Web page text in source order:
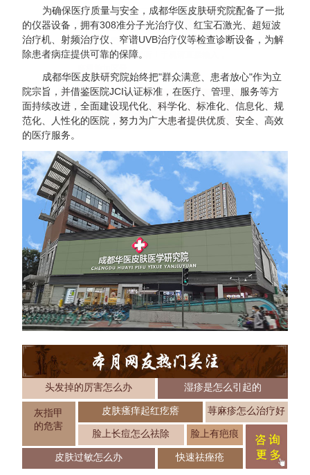
为确保医疗质量与安全，成都华医皮肤研究院配备了一批
的仪器设备，拥有308准分子光治疗仪、红宝石激光、超短波
治疗机、射频治疗仪、窄谱UVB治疗仪等检查诊断设备，为解
除患者病症提供可靠的保障。
成都华医皮肤研究院始终把"群众满意、患者放心"作为立
院宗旨，并借鉴医院JCI认证标准，在医疗、管理、服务等方
面持续改进，全面建设现代化、科学化、标准化、信息化、规
范化、人性化的医院，努力为广大患者提供优质、安全、高效
的医疗服务。
头发掉的厉害怎么办 湿疹是怎么引起的
灰指甲
的危害
皮肤瘙痒起红疙瘩 荨麻疹怎么治疗好
脸上长痘怎么祛除 脸上有疤痕
皮肤过敏怎么办 快速祛痤疮
输入您的电话，我们将立即回电。为您解
答疑问，请放心接听！手机请直接输入，
拨打电话
92
悄悄提问